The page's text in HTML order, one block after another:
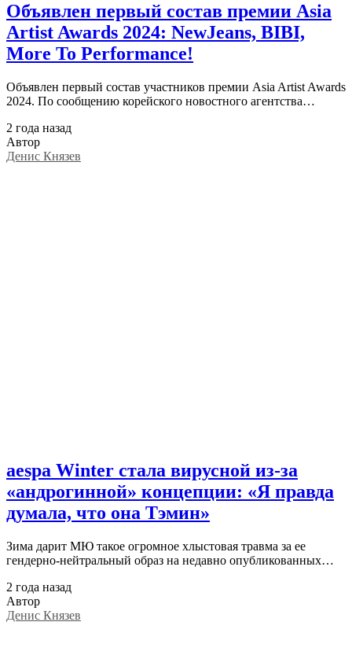
Объявлен первый состав премии Asia
Artist Awards 2024: NewJeans, BIBI,
More To Performance!
Объявлен первый состав участников премии Asia Artist Awards
2024. По сообщению корейского новостного агентства…
2 года назад
Автор
Денис Князев
aespa Winter стала вирусной из-за
«андрогинной» концепции: «Я правда
думала, что она Тэмин»
Зима дарит МЮ такое огромное хлыстовая травма за ее
гендерно-нейтральный образ на недавно опубликованных…
2 года назад
Автор
Денис Князев